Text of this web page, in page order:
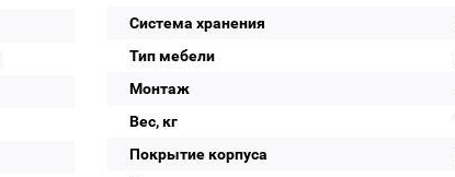
Система хранения
Тип мебели
Монтаж
Вес, кг
Покрытие корпуса